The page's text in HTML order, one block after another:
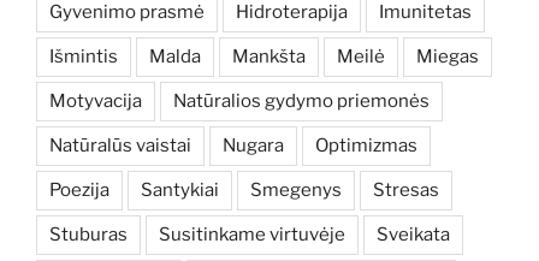
Gyvenimo prasmė Hidroterapija Imunitetas
Išmintis Malda Mankšta Meilė Miegas
Motyvacija Natūralios gydymo priemonės
Natūralūs vaistai Nugara Optimizmas
Poezija Santykiai Smegenys Stresas
Stuburas Susitinkame virtuvėje Sveikata